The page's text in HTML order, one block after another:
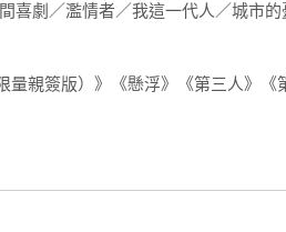
夏日冷氣充足，附近大學生均拿來當
喜劇／濫情者／我這一代人／城市
親簽版）》《懸浮》《第三人》《